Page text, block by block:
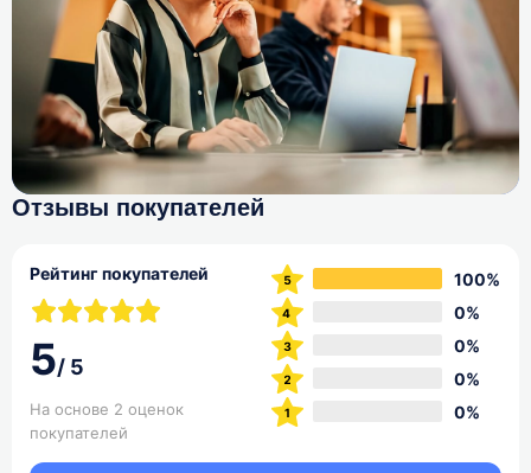
Отзывы покупателей
Рейтинг покупателей
5/ 5
На основе 2 оценок
покупателей
100%
0%
0%
0%
0%